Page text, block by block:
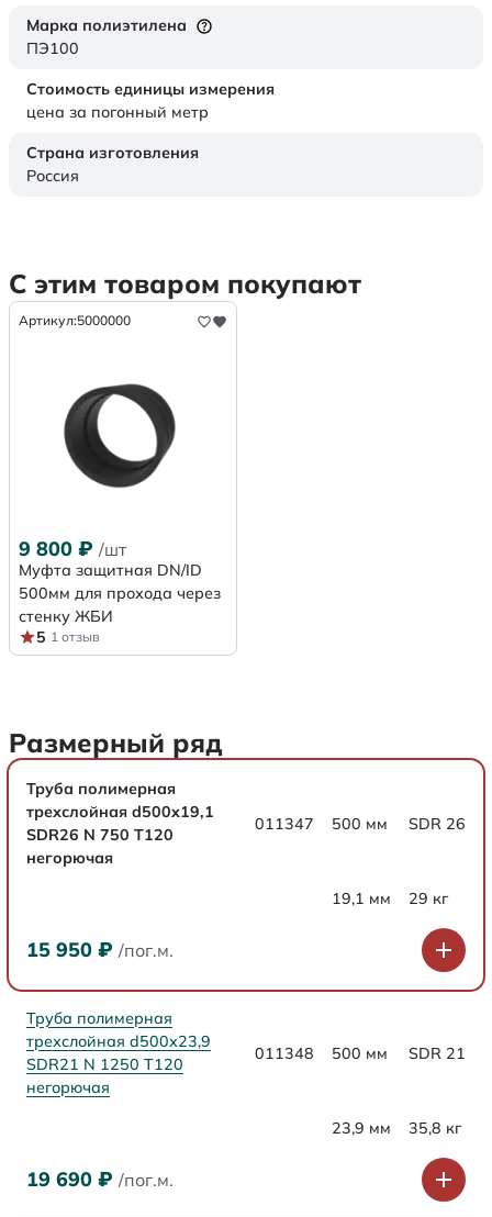
Марка полиэтилена
ПЭ100
Стоимость единицы измерения
цена за погонный метр
Страна изготовления
Россия
С этим товаром покупают
Артикул:5000000
9 800 ₽ /шт
Муфта защитная DN/ID
500мм для прохода через
стенку ЖБИ
5 1 отзыв
Размерный ряд
Труба полимерная
трехслойная d500x19,1
SDR26 N 750 Т120
негорючая
011347 500 мм SDR 26
19,1 мм 29 кг
15 950 ₽ /пог.м.
Труба полимерная
трехслойная d500x23,9
SDR21 N 1250 Т120
негорючая
011348 500 мм SDR 21
23,9 мм 35,8 кг
19 690 ₽ /пог.м.